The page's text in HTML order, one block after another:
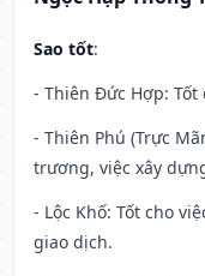
Sao tốt:
- Thiên Đức Hợp: Tốt
- Thiên Phú (Trực
trương, việc xây
- Lộc Khố: Tốt cho
giao dịch.